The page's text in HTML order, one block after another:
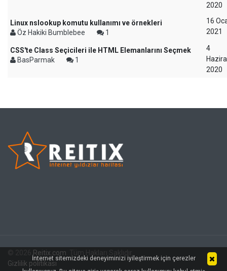
2020
Linux nslookup komutu kullanımı ve örnekleri
Öz Hakiki Bumblebee
1
16
2021
CSS'te Class Seçicileri ile HTML Elemanlarını Seçmek
BasParmak
1
4
2020
Reitix.com
Gizlilik politikası
İnternet sitemizdeki deneyiminizi iyileştirmek için çerezler